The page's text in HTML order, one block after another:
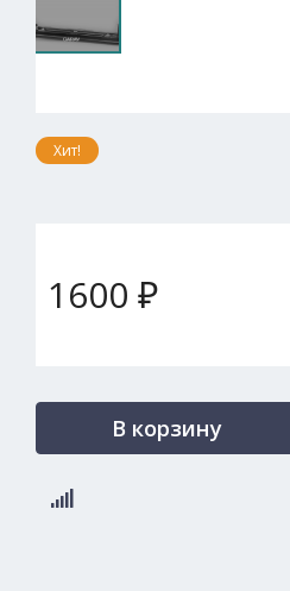
Хит!
1600 ₽
В корзину